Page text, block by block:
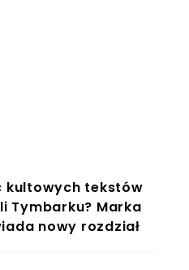
kultowych tekstów
Tymbarku? Marka
nowy rozdział